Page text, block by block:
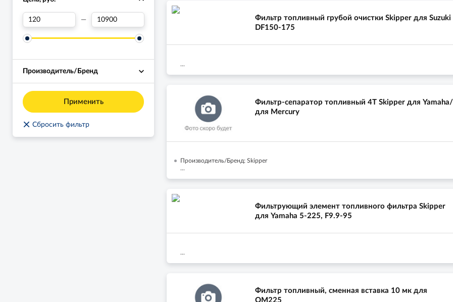
—
Производитель/Бренд
Применить
× Сбросить фильтр
Фильтр топливный грубой очистки Skipper для Suzuki
DF150-175
...
Фильтр-сепаратор топливный 4T Skipper для Yamaha/
для Mercury
Производитель/Бренд: Skipper
...
Фильтрующий элемент топливного фильтра Skipper
для Yamaha 5-225, F9.9-95
...
Фильтр топливный, сменная вставка 10 мк для
OM225